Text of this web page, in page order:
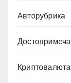
Авторубрика